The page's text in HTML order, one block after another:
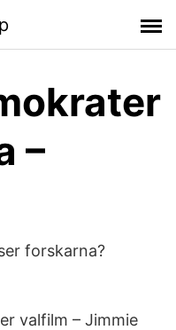
–
forskarna?
valfilm – Jimmie